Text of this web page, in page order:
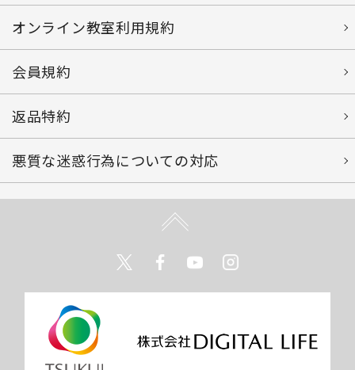
オンライン教室利用規約
会員規約
返品特約
悪質な迷惑行為についての対応
TwitterFacebookYoutube